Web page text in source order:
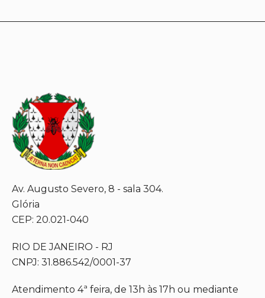
Av. Augusto Severo, 8 - sala 304.
Glória
CEP: 20.021-040
RIO DE JANEIRO - RJ
CNPJ: 31.886.542/0001-37
Atendimento 4ª feira, de 13h às 17h ou mediante